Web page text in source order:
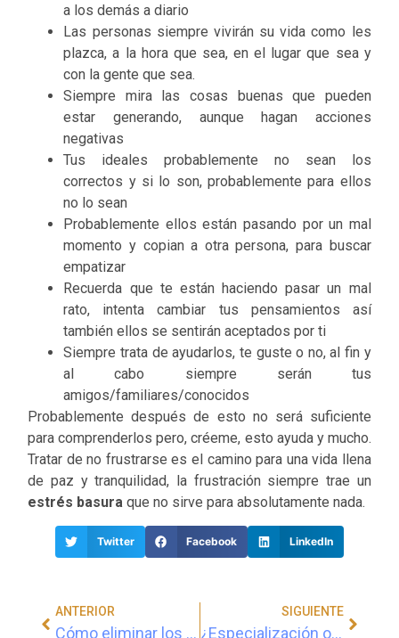
a los demás a diario
Las personas siempre vivirán su vida como les
plazca, a la hora que sea, en el lugar que sea y
con la gente que sea.
Siempre mira las cosas buenas que pueden
estar generando, aunque hagan acciones
negativas
Tus ideales probablemente no sean los
correctos y si lo son, probablemente para ellos
no lo sean
Probablemente ellos están pasando por un mal
momento y copian a otra persona, para buscar
empatizar
Recuerda que te están haciendo pasar un mal
rato, intenta cambiar tus pensamientos así
también ellos se sentirán aceptados por ti
Siempre trata de ayudarlos, te guste o no, al fin y
al cabo siempre serán tus
amigos/familiares/conocidos
Probablemente después de esto no será suficiente
para comprenderlos pero, créeme, esto ayuda y mucho.
Tratar de no frustrarse es el camino para una vida llena
de paz y tranquilidad, la frustración siempre trae un
estrés basuraque no sirve para absolutamente nada.
Twitter Facebook LinkedIn
ANTERIOR
Cómo eliminar los miedos de tu cliente
SIGUIENTE
¿Especialización o diversificación?